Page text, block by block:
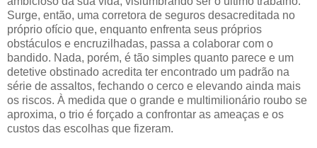
Surge, então, uma corretora de seguros desacreditada no
próprio ofício que, enquanto enfrenta seus próprios
obstáculos e encruzilhadas, passa a colaborar com o
bandido. Nada, porém, é tão simples quanto parece e um
detetive obstinado acredita ter encontrado um padrão na
série de assaltos, fechando o cerco e elevando ainda mais
os riscos. À medida que o grande e multimilionário roubo se
aproxima, o trio é forçado a confrontar as ameaças e os
custos das escolhas que fizeram.